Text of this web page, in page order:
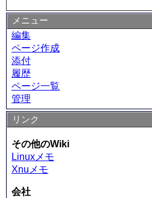
メニュー
編集
ページ作成
添付
履歴
ページ一覧
管理
リンク
その他のWiki
Linuxメモ
Xnuメモ
会社